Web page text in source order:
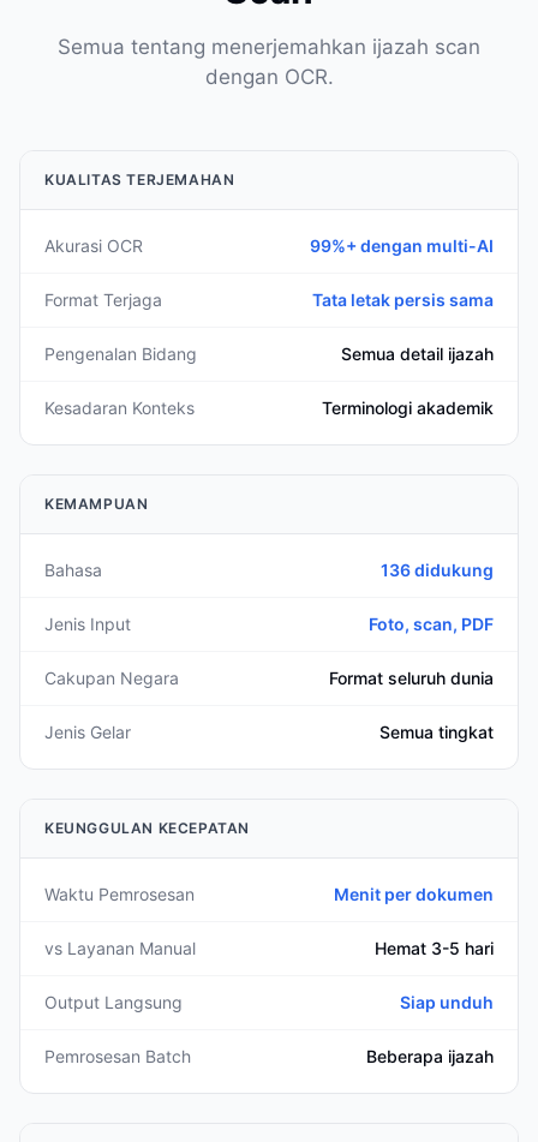
Semua tentang menerjemahkan ijazah scan
dengan OCR.
KUALITAS TERJEMAHAN
Akurasi OCR 99%+ dengan multi-AI
Format Terjaga Tata letak persis sama
Pengenalan Bidang Semua detail ijazah
Kesadaran Konteks Terminologi akademik
KEMAMPUAN
Bahasa 136 didukung
Jenis Input Foto, scan, PDF
Cakupan Negara Format seluruh dunia
Jenis Gelar Semua tingkat
KEUNGGULAN KECEPATAN
Waktu Pemrosesan Menit per dokumen
vs Layanan Manual Hemat 3-5 hari
Output Langsung Siap unduh
Pemrosesan Batch Beberapa ijazah